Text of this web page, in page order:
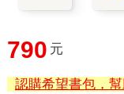
790 元
認購希望書包，